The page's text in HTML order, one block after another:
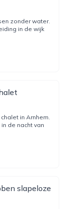
zonder water.
in de wijk
in Arnhem.
de nacht van
slapeloze